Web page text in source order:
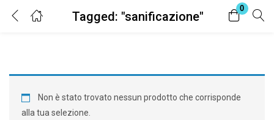
Tagged: "sanificazione"
0
Login Register
Non è stato trovato nessun prodotto che corrisponde
alla tua selezione.